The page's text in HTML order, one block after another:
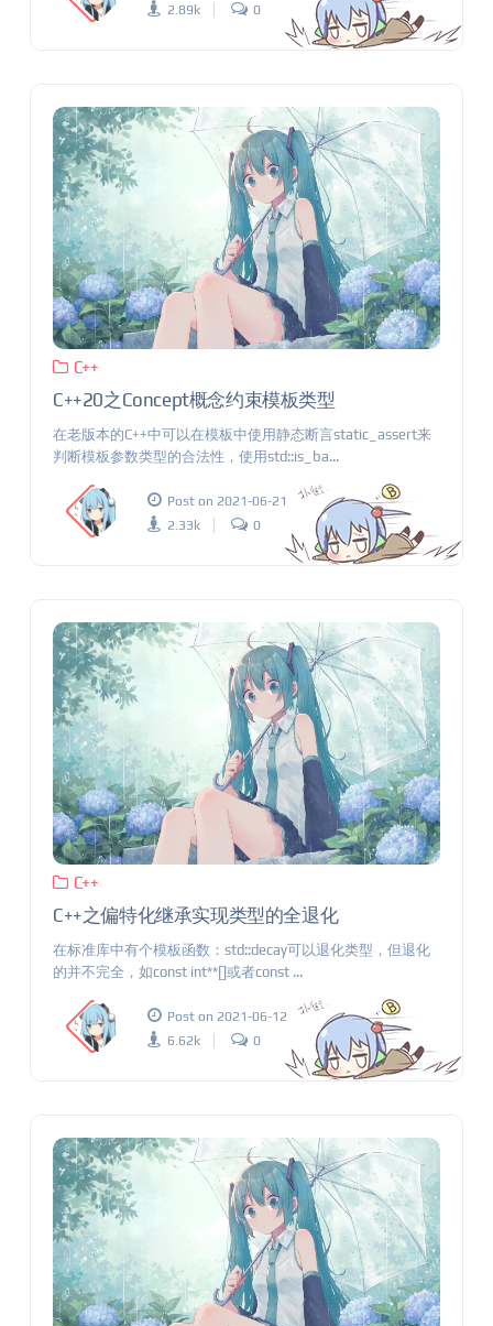
2.89k
0
C++
C++20之Concept概念约束模板类型
在老版本的C++中可以在模板中使用静态断言static_assert来
判断模板参数类型的合法性，使用std::is_ba...
Post on 2021-06-21
2.33k
0
C++
C++之偏特化继承实现类型的全退化
在标准库中有个模板函数：std::decay可以退化类型，但退化
的并不完全，如const int**[]或者const ...
Post on 2021-06-12
6.62k
0